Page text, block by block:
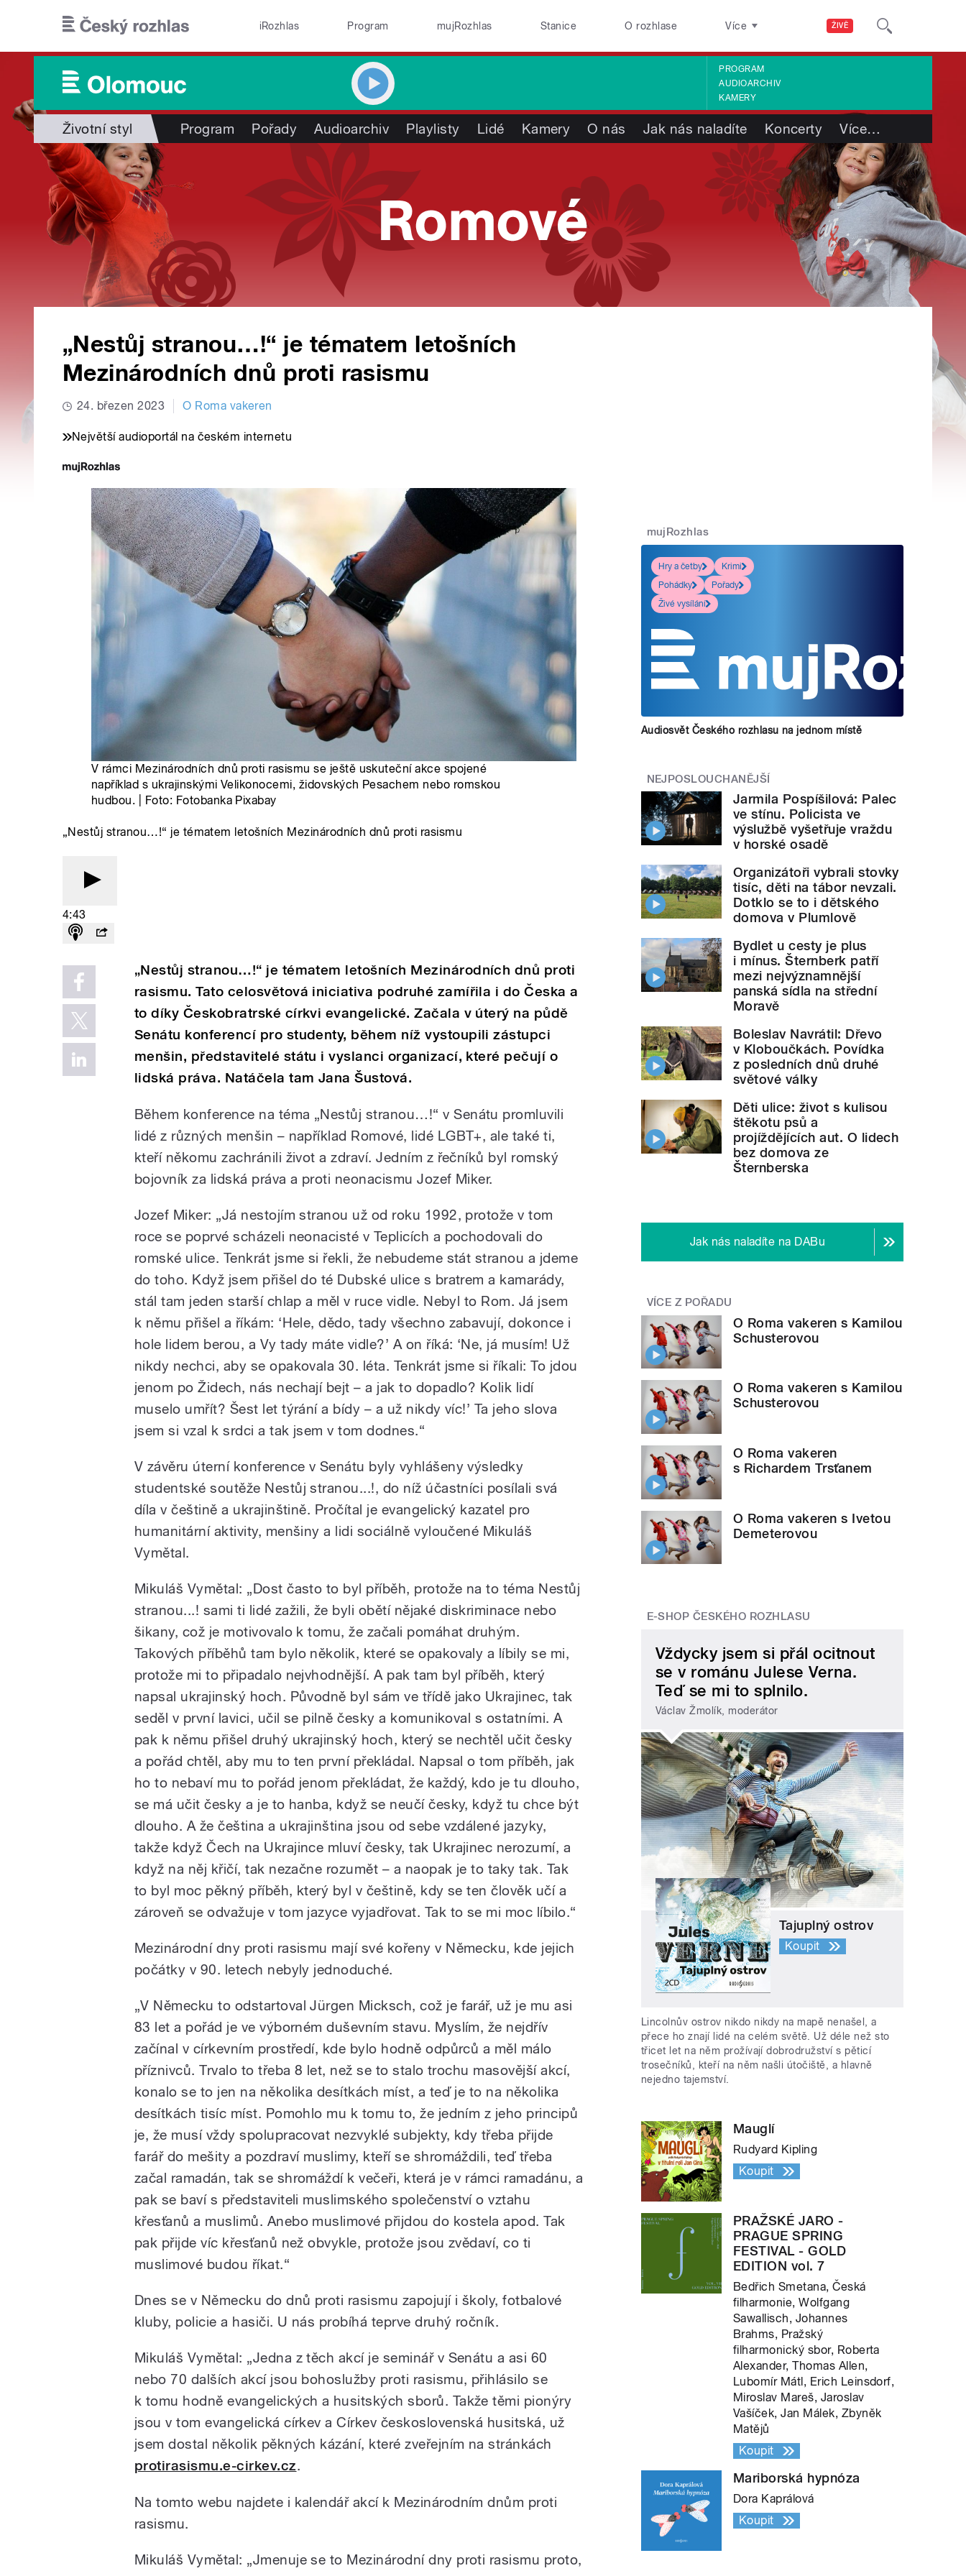
ŽIVĚ
iRozhlas Program mujRozhlas Stanice O rozhlase Více
PROGRAM
AUDIOARCHIV
KAMERY
Životní styl Program Pořady Audioarchiv Playlisty Lidé Kamery O nás Jak nás naladíte Koncerty Více…
„Nestůj stranou…!“ je tématem letošních
Mezinárodních dnů proti rasismu
24. březen 2023 O Roma vakeren
Největší audioportál na českém internetu
V rámci Mezinárodních dnů proti rasismu se ještě uskuteční akce spojené
například s ukrajinskými Velikonocemi, židovských Pesachem nebo romskou
hudbou. | Foto: Fotobanka Pixabay
„Nestůj stranou…!“ je tématem letošních Mezinárodních dnů proti rasismu
4:43
„Nestůj stranou…!“ je tématem letošních Mezinárodních dnů proti
rasismu. Tato celosvětová iniciativa podruhé zamířila i do Česka a
to díky Českobratrské církvi evangelické. Začala v úterý na půdě
Senátu konferencí pro studenty, během níž vystoupili zástupci
menšin, představitelé státu i vyslanci organizací, které pečují o
lidská práva. Natáčela tam Jana Šustová.
Během konference na téma „Nestůj stranou…!“ v Senátu promluvili
lidé z různých menšin – například Romové, lidé LGBT+, ale také ti,
kteří někomu zachránili život a zdraví. Jedním z řečníků byl romský
bojovník za lidská práva a proti neonacismu Jozef Miker.
Jozef Miker: „Já nestojím stranou už od roku 1992, protože v tom
roce se poprvé scházeli neonacisté v Teplicích a pochodovali do
romské ulice. Tenkrát jsme si řekli, že nebudeme stát stranou a jdeme
do toho. Když jsem přišel do té Dubské ulice s bratrem a kamarády,
stál tam jeden starší chlap a měl v ruce vidle. Nebyl to Rom. Já jsem
k němu přišel a říkám: ‘Hele, dědo, tady všechno zabavují, dokonce i
hole lidem berou, a Vy tady máte vidle?’ A on říká: ‘Ne, já musím! Už
nikdy nechci, aby se opakovala 30. léta. Tenkrát jsme si říkali: To jdou
jenom po Židech, nás nechají bejt – a jak to dopadlo? Kolik lidí
muselo umřít? Šest let týrání a bídy – a už nikdy víc!’ Ta jeho slova
jsem si vzal k srdci a tak jsem v tom dodnes.“
V závěru úterní konference v Senátu byly vyhlášeny výsledky
studentské soutěže Nestůj stranou...!, do níž účastníci posílali svá
díla v češtině a ukrajinštině. Pročítal je evangelický kazatel pro
humanitární aktivity, menšiny a lidi sociálně vyloučené Mikuláš
Vymětal.
Mikuláš Vymětal: „Dost často to byl příběh, protože na to téma Nestůj
stranou...! sami ti lidé zažili, že byli obětí nějaké diskriminace nebo
šikany, což je motivovalo k tomu, že začali pomáhat druhým.
Takových příběhů tam bylo několik, které se opakovaly a líbily se mi,
protože mi to připadalo nejvhodnější. A pak tam byl příběh, který
napsal ukrajinský hoch. Původně byl sám ve třídě jako Ukrajinec, tak
seděl v první lavici, učil se pilně česky a komunikoval s ostatními. A
pak k němu přišel druhý ukrajinský hoch, který se nechtěl učit česky
a pořád chtěl, aby mu to ten první překládal. Napsal o tom příběh, jak
ho to nebaví mu to pořád jenom překládat, že každý, kdo je tu dlouho,
se má učit česky a je to hanba, když se neučí česky, když tu chce být
dlouho. A že čeština a ukrajinština jsou od sebe vzdálené jazyky,
takže když Čech na Ukrajince mluví česky, tak Ukrajinec nerozumí, a
když na něj křičí, tak nezačne rozumět – a naopak je to taky tak. Tak
to byl moc pěkný příběh, který byl v češtině, kdy se ten člověk učí a
zároveň se odvažuje v tom jazyce vyjadřovat. Tak to se mi moc líbilo.“
Mezinárodní dny proti rasismu mají své kořeny v Německu, kde jejich
počátky v 90. letech nebyly jednoduché.
„V Německu to odstartoval Jürgen Micksch, což je farář, už je mu asi
83 let a pořád je ve výborném duševním stavu. Myslím, že nejdřív
začínal v církevním prostředí, kde bylo hodně odpůrců a měl málo
příznivců. Trvalo to třeba 8 let, než se to stalo trochu masovější akcí,
konalo se to jen na několika desítkách míst, a teď je to na několika
desítkách tisíc míst. Pomohlo mu k tomu to, že jedním z jeho principů
je, že musí vždy spolupracovat nezvyklé subjekty, kdy třeba přijde
farář do mešity a pozdraví muslimy, kteří se shromáždili, teď třeba
začal ramadán, tak se shromáždí k večeři, která je v rámci ramadánu, a
pak se baví s představiteli muslimského společenství o vztahu
křesťanů a muslimů. Anebo muslimové přijdou do kostela apod. Tak
pak přijde víc křesťanů než obvykle, protože jsou zvědaví, co ti
muslimové budou říkat.“
Dnes se v Německu do dnů proti rasismu zapojují i školy, fotbalové
kluby, policie a hasiči. U nás probíhá teprve druhý ročník.
Mikuláš Vymětal: „Jedna z těch akcí je seminář v Senátu a asi 60
nebo 70 dalších akcí jsou bohoslužby proti rasismu, přihlásilo se
k tomu hodně evangelických a husitských sborů. Takže těmi pionýry
jsou v tom evangelická církev a Církev československá husitská, už
jsem dostal několik pěkných kázání, které zveřejním na stránkách
protirasismu.e-cirkev.cz.
Na tomto webu najdete i kalendář akcí k Mezinárodním dnům proti
rasismu.
Mikuláš Vymětal: „Jmenuje se to Mezinárodní dny proti rasismu proto,
mujRozhlas
Hry a četby
Krimi
Pohádky
Pořady
Živé vysílání
Audiosvět Českého rozhlasu na jednom místě
NEJPOSLOUCHANĚJŠÍ
Jarmila Pospíšilová: Palec
ve stínu. Policista ve
výslužbě vyšetřuje vraždu
v horské osadě
Organizátoři vybrali stovky
tisíc, děti na tábor nevzali.
Dotklo se to i dětského
domova v Plumlově
Bydlet u cesty je plus
i mínus. Šternberk patří
mezi nejvýznamnější
panská sídla na střední
Moravě
Boleslav Navrátil: Dřevo
v Kloboučkách. Povídka
z posledních dnů druhé
světové války
Děti ulice: život s kulisou
štěkotu psů a
projíždějících aut. O lidech
bez domova ze
Šternberska
Jak nás naladíte na DABu
VÍCE Z POŘADU
O Roma vakeren s Kamilou
Schusterovou
O Roma vakeren s Kamilou
Schusterovou
O Roma vakeren
s Richardem Trsťanem
O Roma vakeren s Ivetou
Demeterovou
E-SHOP ČESKÉHO ROZHLASU
Vždycky jsem si přál ocitnout
se v románu Julese Verna.
Teď se mi to splnilo.
Václav Žmolík, moderátor
Tajuplný ostrov
Koupit
Lincolnův ostrov nikdo nikdy na mapě nenašel, a
přece ho znají lidé na celém světě. Už déle než sto
třicet let na něm prožívají dobrodružství s pěticí
trosečníků, kteří na něm našli útočiště, a hlavně
nejedno tajemství.
Mauglí
Rudyard Kipling
Koupit
PRAŽSKÉ JARO -
PRAGUE SPRING
FESTIVAL - GOLD
EDITION vol. 7
Bedřich Smetana, Česká
filharmonie, Wolfgang
Sawallisch, Johannes
Brahms, Pražský
filharmonický sbor, Roberta
Alexander, Thomas Allen,
Lubomír Mátl, Erich Leinsdorf,
Miroslav Mareš, Jaroslav
Vašíček, Jan Málek, Zbyněk
Matějů
Koupit
Mariborská hypnóza
Dora Kaprálová
Koupit